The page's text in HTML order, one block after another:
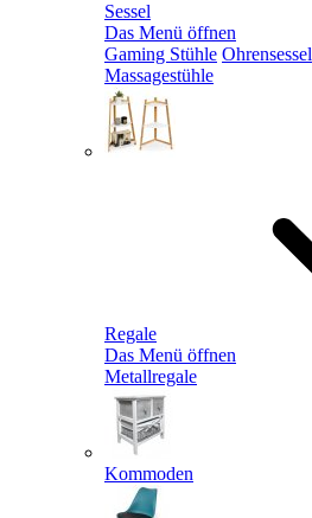
Sessel
Das Menü öffnen
Gaming Stühle Ohrensessel
Massagestühle
Regale
Das Menü öffnen
Metallregale
Kommoden